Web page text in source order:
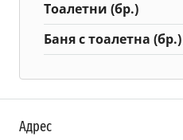
Тоалетни (бр.)
Баня с тоалетна (бр.)
Адрес